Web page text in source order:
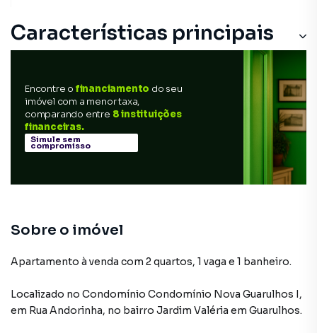
Características principais
Encontre o financiamento do seu
imóvel com a menor taxa,
comparando entre 8 instituições
financeiras.
Simule sem
compromisso
Sobre o imóvel
Apartamento à venda com 2 quartos, 1 vaga e 1 banheiro.
Localizado no Condomínio Condomínio Nova Guarulhos I,
em Rua Andorinha, no bairro Jardim Valéria em Guarulhos.